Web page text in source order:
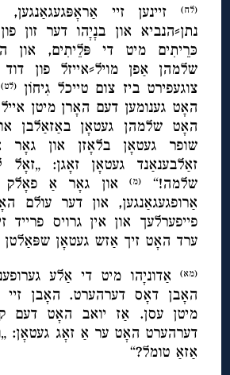
(לח)
זיינען זיי
נתן⸗הנביא און בנָיָהו דער זון
כּרֵיתִים מיט די פּלֵיתִים, און
שלמהן אַפן מויל⸗אייזל פון
צוגעפירט ביז צום טייכל גִיחוֹן(לט)
האָט גענומען דעם האָרן מיטן
האָט שלמהן געטאָן באַזאַלבן
שופר געטאָן בלאָזן און
זאַלבענאַנד געטאָן זאָגן:
שלמה!“
(מ)און גאָר אַ פאָלק
אַרופגעגאַנגען, און דער עולם
פייפערלעך און אין גרויס פרייד
ערד האָט זיך אַזש געטאָן שפּאַלטן
(מא)
אַדוניָהו מיט די אַלע
האָבן דאָס דערהערט. האָבן
מיטן עסן. אַז יואב האָט דעם
דערהערט האָט ער אַ זאָג געטאָן:
אַזאַ טומל?“